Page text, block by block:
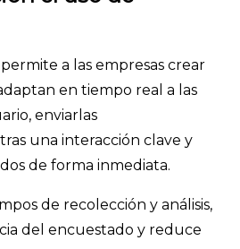
a las empresas crear
en tiempo real a las
enviarlas
una interacción clave y
de forma inmediata.
de recolección y análisis,
del encuestado y reduce